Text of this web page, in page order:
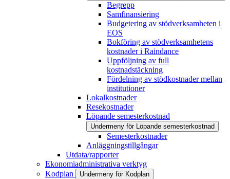
Begrepp
Samfinansiering
Budgetering av stödverksamheten i
EOS
Bokföring av stödverksamhetens
kostnader i Raindance
Uppföljning av full
kostnadstäckning
Fördelning av stödkostnader mellan
institutioner
Lokalkostnader
Resekostnader
Löpande semesterkostnad
Undermeny för Löpande semesterkostnad
Semesterkostnader
Anläggningstillgångar
Utdata/rapporter
Ekonomiadministrativa verktyg
Kodplan
Undermeny för Kodplan